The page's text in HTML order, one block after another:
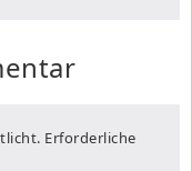
Erforderliche